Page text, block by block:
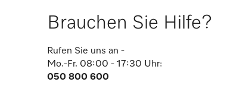
Brauchen Sie Hilfe?
Rufen Sie uns an -
Mo.-Fr. 08:00 - 17:30 Uhr:
050 800 600